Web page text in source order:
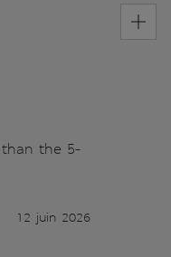
the 5-
12 juin 2026